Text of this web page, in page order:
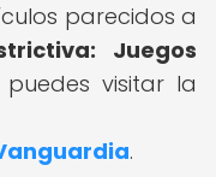
parecidos a
Juegos
puedes visitar la
.